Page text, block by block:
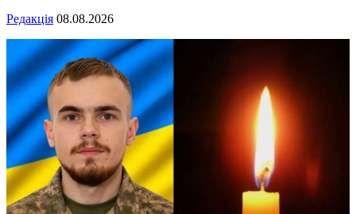
Редакція 08.08.2026